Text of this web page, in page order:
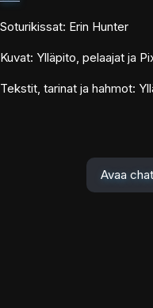
Soturikissat: Erin Hunter
Kuvat: Ylläpito, pelaajat ja
Tekstit, tarinat ja hahmot:
Avaa